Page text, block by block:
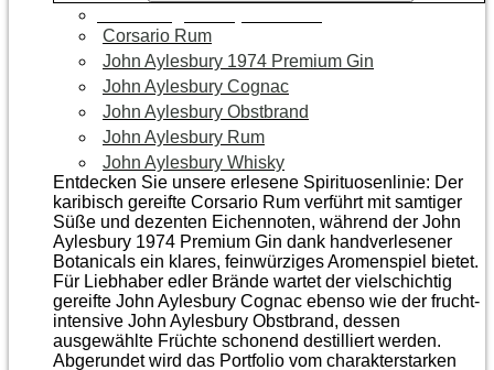
Corsario Rum
John Aylesbury 1974 Premium Gin
John Aylesbury Cognac
John Aylesbury Obstbrand
John Aylesbury Rum
John Aylesbury Whisky
Entdecken Sie unsere erlesene Spirituosenlinie: Der
karibisch gereifte Corsario Rum verführt mit samtiger
Süße und dezenten Eichen­noten, während der John
Aylesbury 1974 Premium Gin dank handverlesener
Botanicals ein klares, feinwürziges Aromenspiel bietet.
Für Liebhaber edler Brände wartet der vielschichtig
gereifte John Aylesbury Cognac ebenso wie der frucht­
intensive John Aylesbury Obstbrand, dessen
ausgewählte Früchte schonend destilliert werden.
Abgerundet wird das Portfolio vom charakterstarken